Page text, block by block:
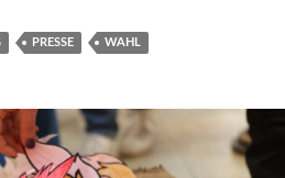
PRESSE WAHL